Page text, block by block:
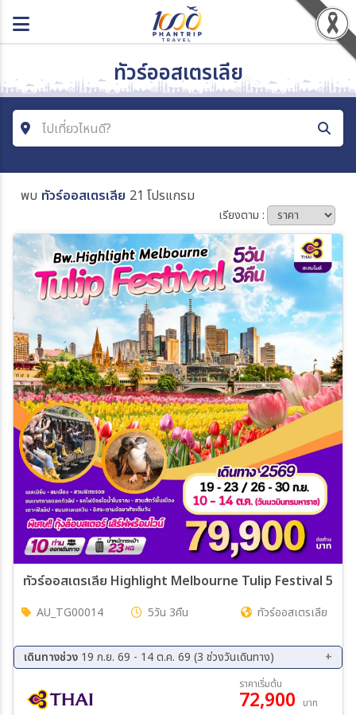
ทัวร์ออสเตรเลีย
ไปเที่ยวไหนดี?
ค้นหาโปรแกรมทัวร์
ประเทศ
เมือง
สายการบิน
ตั้งแต่วันที่
ถึงวันที่
เฉพาะเดือน
เฉพาะเทศกาล
พบ ทัวร์ออสเตรเลีย 21 โปรแกรม
เรียงตาม :
ทัวร์ออสเตรเลีย
AU_TG00014 5วัน 3คืน ทัวร์ออสเตรเลีย
เดินทางช่วง 19 ก.ย. 69 - 14 ต.ค. 69 (3 ช่วงวันเดินทาง)
26 ก.ย. 69 - 30 ก.ย. 69
10 ต.ค. 69 - 14 ต.ค. 69
ราคาเริ่มต้น
72,900 บาท